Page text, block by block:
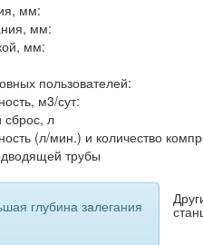
мм:
мм:
мм:
пользователей:
м3/сут:
сброс, л
(л/мин.) и количество
трубы
глубина залегания